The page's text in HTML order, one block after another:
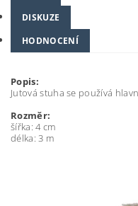
DISKUZE
HODNOCENÍ
Popis:
Jutová stuha se používá
Rozměr:
šířka: 4 cm
délka: 3 m